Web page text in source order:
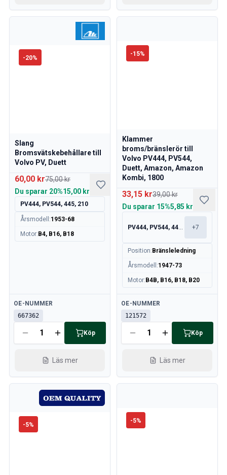
-20%
Slang
Bromsvätskebehållare till
Volvo PV, Duett
60,00 kr75,00 kr
Du sparar 20%15,00 kr
PV444, PV544, 445, 210
Årsmodell :1953-68
Motor: B4, B16, B18
Tillgänglig
OE-NUMMER
667362
Köp
Läs mer
-15%
Klammer
broms/bränslerör till
Volvo PV444, PV544,
Duett, Amazon, Amazon
Kombi, 1800
33,15 kr39,00 kr
Du sparar 15%5,85 kr
PV444, PV544, 445, 210 +7
Position: Bränsleledning
Årsmodell :1947-73
Motor: B4B, B16, B18, B20
Tillgänglig
OE-NUMMER
121572
Köp
Läs mer
-5%
-5%